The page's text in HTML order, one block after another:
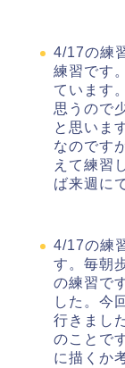
4/17の練
練習です
ています
思うので
と思いま
なのです
えて練習
ば来週に
4/17の練
す。毎朝
の練習で
した。今
行きまし
のことで
に描くか